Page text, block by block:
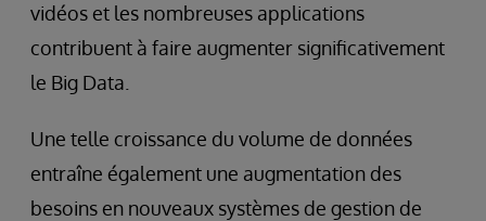
vidéos et les nombreuses applications
contribuent à faire augmenter significativement
le Big Data.
Une telle croissance du volume de données
entraîne également une augmentation des
besoins en nouveaux systèmes de gestion de